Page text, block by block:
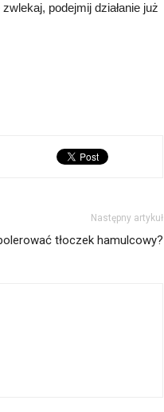
podejmij działanie już
Następny artykuł
tłoczek hamulcowy?